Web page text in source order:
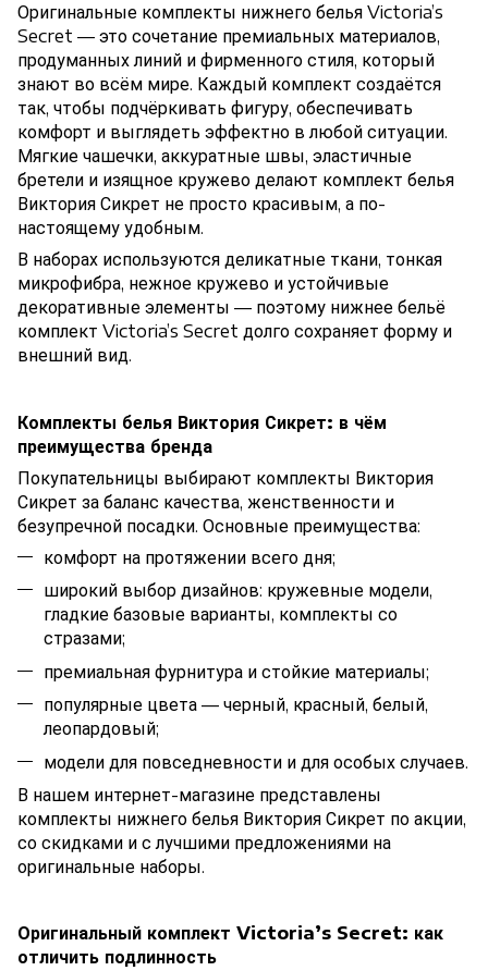
Оригинальные комплекты нижнего белья Victoria’s
Secret — это сочетание премиальных материалов,
продуманных линий и фирменного стиля, который
знают во всём мире. Каждый комплект создаётся
так, чтобы подчёркивать фигуру, обеспечивать
комфорт и выглядеть эффектно в любой ситуации.
Мягкие чашечки, аккуратные швы, эластичные
бретели и изящное кружево делают комплект белья
Виктория Сикрет не просто красивым, а по-
настоящему удобным.
В наборах используются деликатные ткани, тонкая
микрофибра, нежное кружево и устойчивые
декоративные элементы — поэтому нижнее бельё
комплект Victoria’s Secret долго сохраняет форму и
внешний вид.
Комплекты белья Виктория Сикрет: в чём
преимущества бренда
Покупательницы выбирают комплекты Виктория
Сикрет за баланс качества, женственности и
безупречной посадки. Основные преимущества:
комфорт на протяжении всего дня;
широкий выбор дизайнов: кружевные модели,
гладкие базовые варианты, комплекты со
стразами;
премиальная фурнитура и стойкие материалы;
популярные цвета — черный, красный, белый,
леопардовый;
модели для повседневности и для особых случаев.
В нашем интернет-магазине представлены
комплекты нижнего белья Виктория Сикрет по акции,
со скидками и с лучшими предложениями на
оригинальные наборы.
Оригинальный комплект Victoria’s Secret: как
отличить подлинность